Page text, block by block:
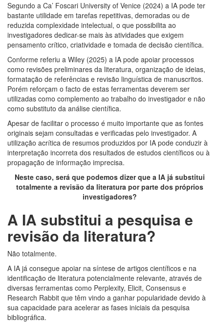
Segundo a Ca’ Foscari University of Venice (2024) a IA pode ter
bastante utilidade em tarefas repetitivas, demoradas ou de
reduzida complexidade intelectual, o que possibilita ao
investigadores dedicar-se mais às atividades que exigem
pensamento crítico, criatividade e tomada de decisão científica.
Conforme referiu a Wiley (2025) a IA pode apoiar processos
como revisões preliminares da literatura, organização de ideias,
formatação de referências e revisão linguística de manuscritos.
Porém reforçam o facto de estas ferramentas deverem ser
utilizadas como complemento ao trabalho do investigador e não
como substituto da análise científica.
Apesar de facilitar o processo é muito importante que as fontes
originais sejam consultadas e verificadas pelo investigador. A
utilização acrítica de resumos produzidos por IA pode conduzir à
interpretação incorreta dos resultados de estudos científicos ou à
propagação de informação imprecisa.
Neste caso, será que podemos dizer que a IA já substitui
totalmente a revisão da literatura por parte dos próprios
investigadores?
A IA substitui a pesquisa e
revisão da literatura?
Não totalmente.
A IA já consegue apoiar na síntese de artigos científicos e na
identificação de literatura potencialmente relevante, através de
diversas ferramentas como Perplexity, Elicit, Consensus e
Research Rabbit que têm vindo a ganhar popularidade devido à
sua capacidade para acelerar as fases iniciais da pesquisa
bibliográfica.